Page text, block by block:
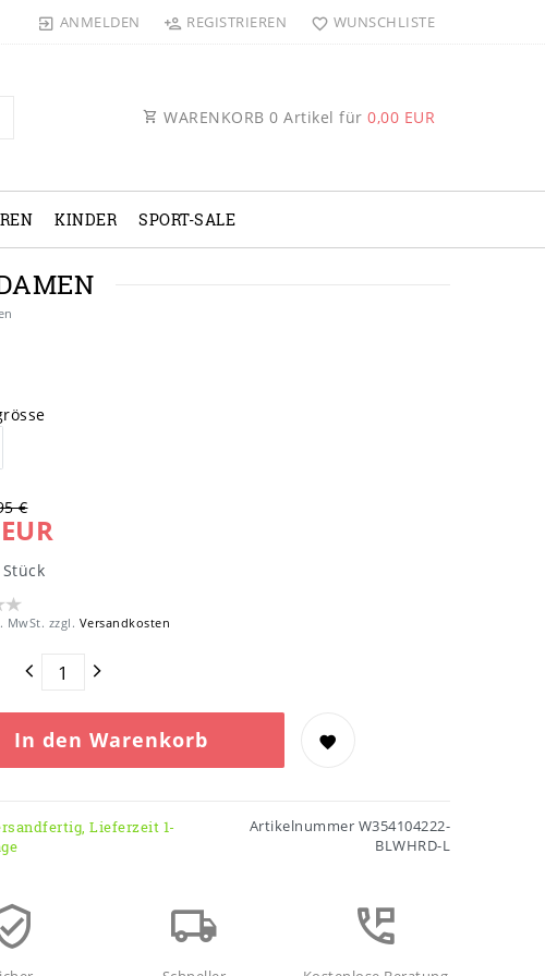
ANMELDEN REGISTRIEREN WUNSCHLISTE
WARENKORB 0 Artikel für 0,00 EUR
KINDER SPORT-SALE
€
Stück
MwSt. zzgl. Versandkosten
In den Warenkorb
Lieferzeit 1-
Artikelnummer W354104222-
BLWHRD-L